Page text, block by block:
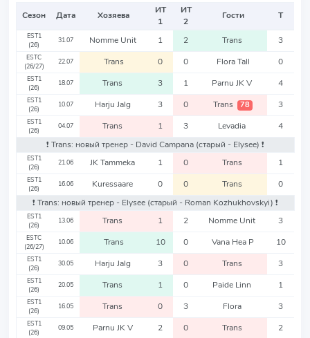
Сезон Дата Хозяева
ИТ
1
ИТ
2
Гости Т
EST1
(26)
31.07 Nomme Unit 1 2 Trans 3
ESTC
(26/27)
22.07 Trans 0 0 Flora Tall 0
EST1
(26)
18.07 Trans 3 1 Parnu JK V 4
EST1
(26)
10.07 Harju Jalg 3 0 Trans 78 3
EST1
(26)
04.07 Trans 1 3 Levadia
4
❗️ Trans: новый тренер - David Campana (старый - Elysee) ❗️
EST1
(26)
21.06 JK Tammeka 1 0 Trans 1
EST1
(26)
16.06 Kuressaare 0 0 Trans
0
❗️ Trans: новый тренер - Elysee (старый - Roman Kozhukhovskyi) ❗️
EST1
(26)
13.06 Trans 1 2 Nomme Unit 3
ESTC
(26/27)
10.06 Trans 10 0 Vana Hea P 10
EST1
(26)
30.05 Harju Jalg 3 0 Trans 3
EST1
(26)
20.05 Trans 1 0 Paide Linn 1
EST1
(26)
16.05 Trans 0 3 Flora 3
EST1
(26)
09.05 Parnu JK V 2 0 Trans 2